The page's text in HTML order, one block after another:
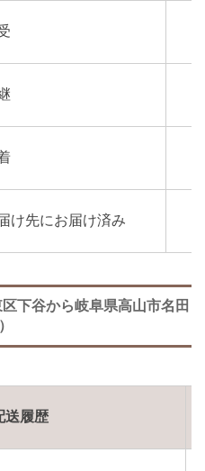
け先にお届け済み
下谷から岐阜県高山市名田
送履歴